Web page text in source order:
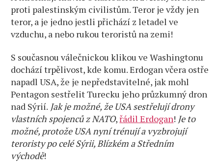
proti palestinským civilistům. Teror je vždy jen
teror, a je jedno jestli přichází z letadel ve
vzduchu, a nebo rukou teroristů na zemi!
S současnou válečnickou klikou ve Washingtonu
dochází trpělivost, kde komu. Erdogan včera ostře
napadl USA, že je nepředstavitelné, jak mohl
Pentagon sestřelit Turecku jeho průzkumný dron
nad Sýrií. Jak je možné, že USA sestřelují drony
vlastních spojenců z NATO,řádil Erdogan! Je to
možné, protože USA nyní trénují a vyzbrojují
teroristy po celé Sýrii, Blízkém a Středním
východě!